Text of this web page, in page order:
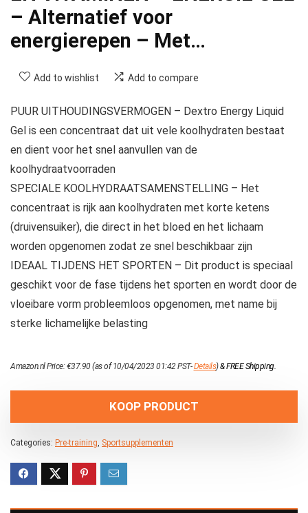
– Alternatief voor
energierepen – Met…
Add to wishlist Add to compare
PUUR UITHOUDINGSVERMOGEN – Dextro Energy Liquid
Gel is een concentraat dat uit vele koolhydraten bestaat
en dient voor het snel aanvullen van de
koolhydraatvoorraden
SPECIALE KOOLHYDRAATSAMENSTELLING – Het
concentraat is rijk aan koolhydraten met korte ketens
(druivensuiker), die direct in het bloed en het lichaam
worden opgenomen zodat ze snel beschikbaar zijn
IDEAAL TIJDENS HET SPORTEN – Dit product is speciaal
geschikt voor de fase tijdens het sporten en wordt door de
vloeibare vorm probleemloos opgenomen, met name bij
sterke lichamelijke belasting
Amazon.nl Price:€37.90(as of 10/04/2023 01:42 PST-Details)&FREE Shipping.
KOOP PRODUCT
Categories: Pre-training Sportsupplementen